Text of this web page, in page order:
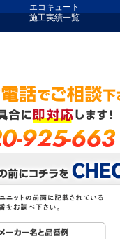
エコキュート
施工実績一覧
925-663